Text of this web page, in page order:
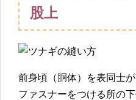
股上
前身頃（胴体）を表同士
ファスナーをつける所の